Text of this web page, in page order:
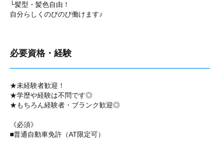
└髪型・髪色自由！
自分らしくのびのび働けます♪
必要資格・経験
★未経験者歓迎！
★学歴や経験は不問です◎
★もちろん経験者・ブランク歓迎◎
《必須》
■普通自動車免許（AT限定可）